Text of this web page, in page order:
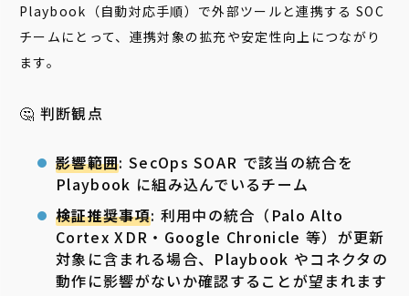
Playbook（自動対応手順）で外部ツールと連携する SOC
チームにとって、連携対象の拡充や安定性向上につながり
ます。
🤔 判断観点
影響範囲: SecOps SOAR で該当の統合を
Playbook に組み込んでいるチーム
検証推奨事項: 利用中の統合（Palo Alto
Cortex XDR・Google Chronicle 等）が更新
対象に含まれる場合、Playbook やコネクタの
動作に影響がないか確認することが望まれます